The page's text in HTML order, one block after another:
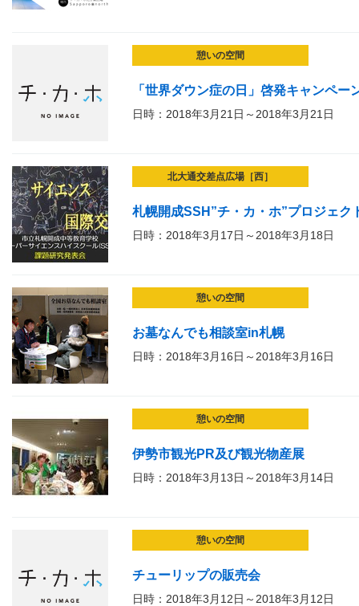
憩いの空間
「世界ダウン症の日」啓発キャンペー
日時：2018年3月21日～2018年3月21日
北大通交差点広場［西］
札幌開成SSH”チ・カ・ホ”プロジェク
日時：2018年3月17日～2018年3月18日
憩いの空間
お墓なんでも相談室in札幌
日時：2018年3月16日～2018年3月16日
憩いの空間
伊勢市観光PR及び観光物産展
日時：2018年3月13日～2018年3月14日
憩いの空間
チューリップの販売会
日時：2018年3月12日～2018年3月12日